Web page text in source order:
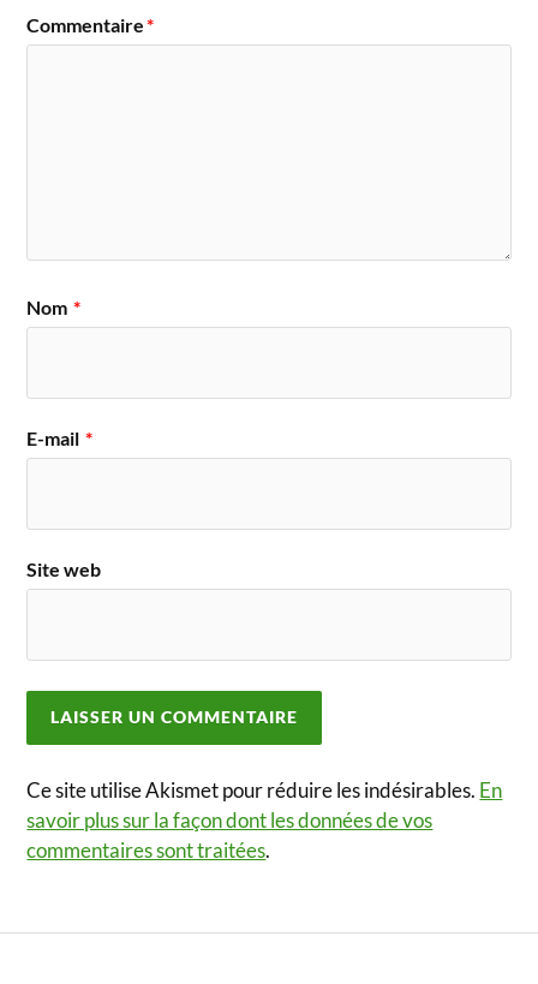
Commentaire*
Nom *
E-mail *
Site web
Ce site utilise Akismet pour réduire les indésirables. En
savoir plus sur la façon dont les données de vos
commentaires sont traitées.